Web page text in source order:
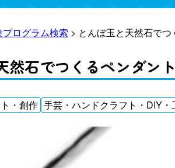
ログラム検索 > とんぼ玉と天然石で
然石でつくるペンダン
・創作 手芸・ハンドクラフト・DIY・